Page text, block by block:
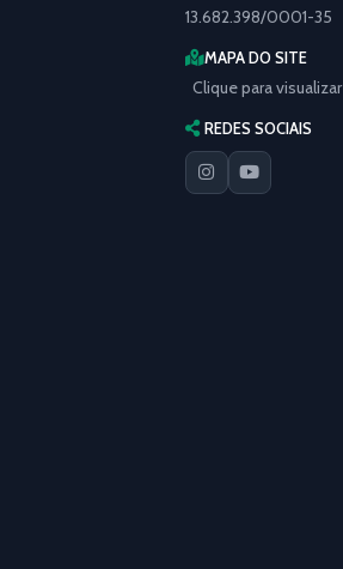
13.682.398/0001-35
MAPA DO SITE
Clique para visualizar
REDES SOCIAIS